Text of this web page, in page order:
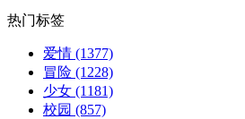
热门标签
爱情 (1377)
冒险 (1228)
少女 (1181)
校园 (857)